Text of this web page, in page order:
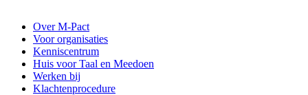
Over M-Pact
Voor organisaties
Kenniscentrum
Huis voor Taal en Meedoen
Werken bij
Klachtenprocedure